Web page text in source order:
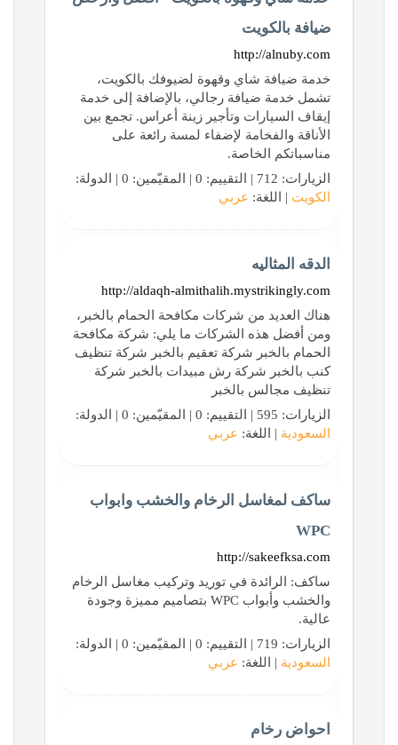
ضيافة بالكويت
http://alnuby.com
خدمة ضيافة شاي وقهوة لضيوفك بالكويت،
تشمل خدمة ضيافة رجالي، بالإضافة إلى خدمة
إيقاف السيارات وتأجير زينة أعراس. تجمع بين
الأناقة والفخامة لإضفاء لمسة رائعة على
مناسباتكم الخاصة.
الزيارات: 712 | التقييم: 0 | المقيّمين: 0 | الدولة:
الكويت | اللغة: عربي
الدقه المثاليه
http://aldaqh-almithalih.mystrikingly.com
هناك العديد من شركات مكافحة الحمام بالخبر،
ومن أفضل هذه الشركات ما يلي: شركة مكافحة
الحمام بالخبر شركة تعقيم بالخبر شركة تنظيف
كنب بالخبر شركة رش مبيدات بالخبر شركة
تنظيف مجالس بالخبر
الزيارات: 595 | التقييم: 0 | المقيّمين: 0 | الدولة:
السعودية | اللغة: عربي
ساكف لمغاسل الرخام والخشب وابواب
WPC
http://sakeefksa.com
ساكف: الرائدة في توريد وتركيب مغاسل الرخام
والخشب وأبواب WPC بتصاميم مميزة وجودة
عالية.
الزيارات: 719 | التقييم: 0 | المقيّمين: 0 | الدولة:
السعودية | اللغة: عربي
احواض رخام